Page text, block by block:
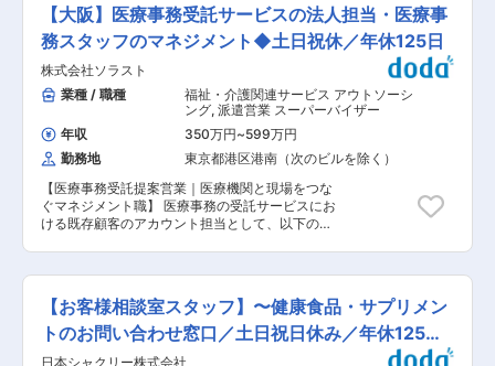
フードコート「屋台DELi」などを展開していま
す。 変更の範囲：会社の定める業務
実行） ・カスタマーセンター運用上のリスク管理
・DX推進（AI活用等）によるカスタマーセンター
の高度化対応 ■ポジションの魅力 ◇ボトムアッ
プ型の組織であり、役職に関わらず、データと論
理に基づく仮説立案〜検証〜実装までを自走でき
ます。 ◇全体最適を優先し、自身の専門・担当領
域の枠を超えた領域横断の改善を推進できます。
◇AIソリューションの企画・導入・運用をリード
し、顧客体験と業務効率化の両立に挑戦できま
す。 ■組織構成： ・60名規模（正社員＋派遣）
・新卒〜60代まで幅広い年齢層／男女比ほぼ半々
各チーム10名前後 × 6チーム（選考後、適性に応
じてアサインします） ■当社について： 当社は
の新会社で、グループ内外の事業に対し、戦略立
案から業務実行、運営、DX支援までを一手に担
です。 楽天モバイルをはじめとした複数の事業を
最前線で支えています。 変更の範囲：会社の定め
る業務
考えている方 ◎接客だけでなく、育成や売場づく
りにも関わりたい方 ◎数字や成果に責任を持ち、
裁量ある立場で働きたい方 ◎通信・家電を横断し
たスキルを身につけ、市場価値を高めたい方 「売
れる人」から「売れる売場をつくる人」へ。 そん
なキャリアを目指す方におすすめのポジションで
す。 ■仕事の特徴 担当するのは携帯コーナーに
限らず、白物・黒物家電を含めた量販店全体。 通
信と家電を掛け合わせた提案や、売場ごとの人員
配置、イベント施策など、店舗ごとに最適な戦略
を自ら考え、実行できます。 現場の裁量が大き
く、“やらされ仕事”とは無縁の環境です。 ■主な
業務内容 ・販売スタッフの育成、OJT、日々のフ
ォロー ・売場全体の販売戦略立案、人員配置、
課題抽出 ・必要に応じた販売支援・ロールモデル
としての接客 SVが入ることで、スタッフの定着
率やスキル向上、店舗からの信頼が大きく改善し
ています。 現場で「頼られる存在」になれるポジ
【大阪】医療事務受託サービスの法人担当・医療事
務スタッフのマネジメント◆土日祝休／年休125日
株式会社ソラスト
業種 / 職種
福祉・介護関連サービス アウトソーシ
ング, 派遣営業 スーパーバイザー
年収
350万円~599万円
勤務地
東京都港区港南（次のビルを除く）
【医療事務受託提案営業｜医療機関と現場をつな
ぐマネジメント職】 医療事務の受託サービスにお
ける既存顧客のアカウント担当として、以下の業
提案 担当する病院の事務長、医事課長、職員と信
頼関係を構築し、パートナーとして課題解決に向
けた提案を行います。 ・病院の事務長や担当者へ
の定期訪問を通じたニーズ、要望・課題のヒアリ
ング、課題解決に向けた提案 ・業務フローの改善
【お客様相談室スタッフ】〜健康食品・サプリメン
トのお問い合わせ窓口／土日祝日休み／年休125
日〜
日本シャクリー株式会社